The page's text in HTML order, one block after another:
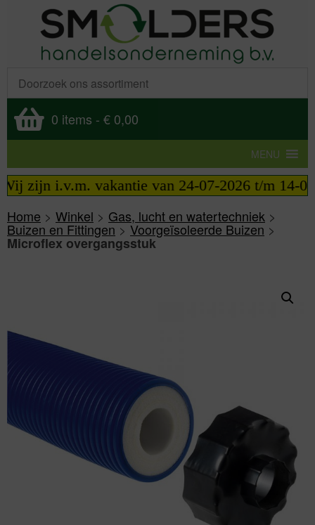
0 items - € 0,00
MENU
i.v.m. vakantie van 24-07-2026 t/m 14-08-
Home > Winkel > Gas, lucht en watertechniek >
Buizen en Fittingen>Voorgeïsoleerde Buizen>
Microflex overgangsstuk